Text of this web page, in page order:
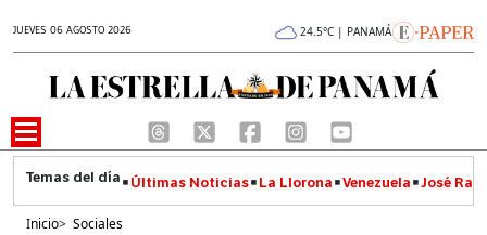
JUEVES 06 AGOSTO 2026 24.5°C | PANAMÁ
Últimas Noticias La Llorona Venezuela José
Inicio> Sociales